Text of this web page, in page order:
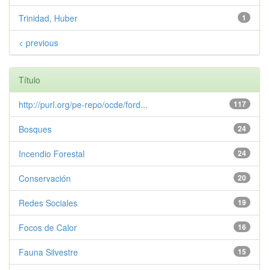
1
Trinidad, Huber
< previous
Título
117
http://purl.org/pe-repo/ocde/ford...
24
Bosques
24
Incendio Forestal
20
Conservación
19
Redes Sociales
16
Focos de Calor
15
Fauna Silvestre